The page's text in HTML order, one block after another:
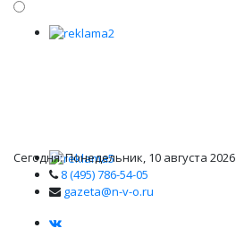
Сегодня: Понедельник, 10 августа 2026
8 (495) 786-54-05
gazeta@n-v-o.ru